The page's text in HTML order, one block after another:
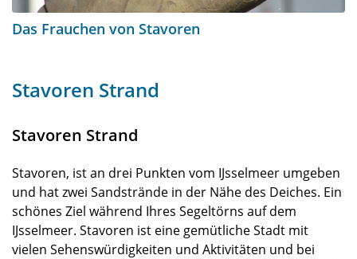
Das Frauchen von Stavoren
Stavoren Strand
Stavoren Strand
Stavoren, ist an drei Punkten vom IJsselmeer umgeben
und hat zwei Sandstrände in der Nähe des Deiches. Ein
schönes Ziel während Ihres Segeltörns auf dem
IJsselmeer. Stavoren ist eine gemütliche Stadt mit
vielen Sehenswürdigkeiten und Aktivitäten und bei